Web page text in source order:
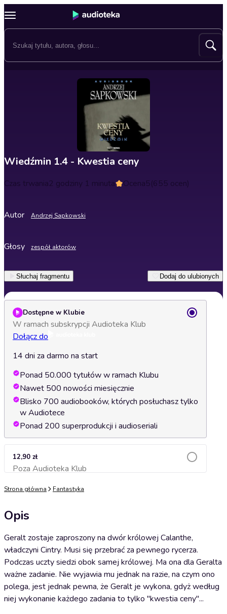
Wiedźmin 1.4 - Kwestia ceny
Czas trwania2 godziny 1 minuta Ocena5(655 ocen)
Autor Andrzej Sapkowski
Głosy zespół aktorów
Słuchaj fragmentu Dodaj do ulubionych
Dostępne w Klubie
W ramach subskrypcji Audioteka Klub
Dołącz do
14 dni za darmo na start
Ponad 50.000 tytułów w ramach Klubu
Nawet 500 nowości miesięcznie
Blisko 700 audiobooków, których posłuchasz tylko
w Audiotece
Ponad 200 superprodukcji i audioseriali
12,90 zł
Poza Audioteka KlubDodaj do koszyka
Strona główna Fantastyka
Opis
Geralt zostaje zaproszony na dwór królowej Calanthe,
władczyni Cintry. Musi się przebrać za pewnego rycerza.
Podczas uczty siedzi obok samej królowej. Ma ona dla Geralta
ważne zadanie. Nie wyjawia mu jednak na razie, na czym ono
polega, jest jednak pewna, że Geralt je wykona, gdyż według
niej wykonanie każdego zadania to tylko "kwestia ceny"...